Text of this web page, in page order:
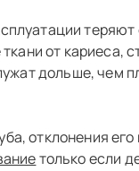
от кариеса,
дольше, чем
отклонения его
только если